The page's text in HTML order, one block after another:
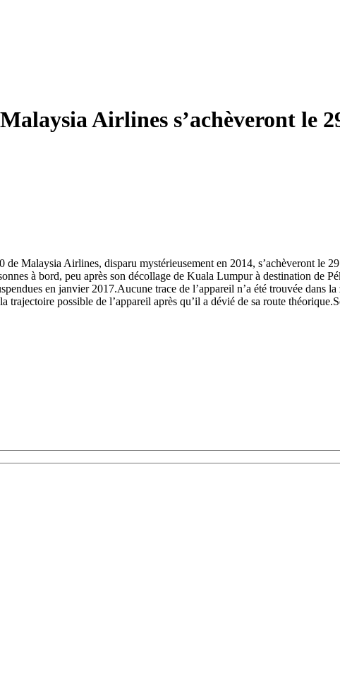
Airlines s’achèveront le
Malaysia Airlines, disparu mystérieusement en 2014, s’achèveront le
à bord, peu après son décollage de Kuala Lumpur à destination de
en janvier 2017.Aucune trace de l’appareil n’a été trouvée dans
trajectoire possible de l’appareil après qu’il a dévié de sa route